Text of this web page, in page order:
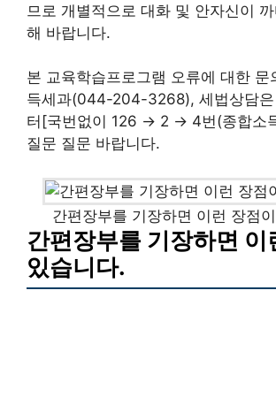
므로 개별적으로 대화 및 안자신이
해 바랍니다.
본 교육학습프로그램 오류에 대한 문
득세과(044-204-3268), 세법상담은
터[국번없이 126 → 2 → 4번(종합소
질문 질문 바랍니다.
간편장부를 기장하면 이런 장점
간편장부를 기장하면 이
있습니다.